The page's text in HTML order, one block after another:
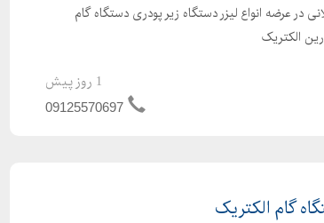
در عرضه انواع لیزر دستگاه زیر پودری دستگاه گام
الکتریک
1 روز پیش
09125570697
گام الکتریک